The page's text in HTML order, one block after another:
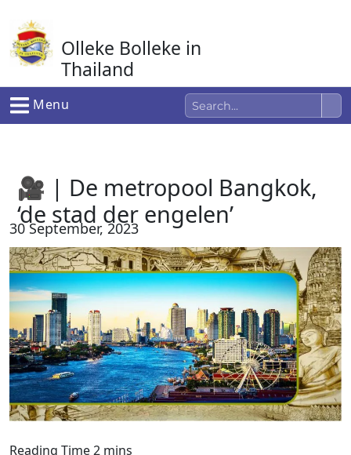
naar
de
inhoud
Olleke Bolleke in
Thailand
In Thailand
Menu
🎥 | De metropool Bangkok,
‘de stad der engelen’
30 September, 2023